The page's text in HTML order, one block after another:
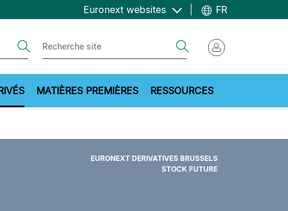
Euronext websites FR
MATIÈRES PREMIÈRES RESSOURCES
EURONEXT DERIVATIVES BRUSSELS
STOCK FUTURE